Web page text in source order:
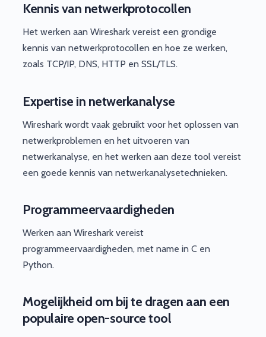
Kennis van netwerkprotocollen
Het werken aan Wireshark vereist een grondige
kennis van netwerkprotocollen en hoe ze werken,
zoals TCP/IP, DNS, HTTP en SSL/TLS.
Expertise in netwerkanalyse
Wireshark wordt vaak gebruikt voor het oplossen van
netwerkproblemen en het uitvoeren van
netwerkanalyse, en het werken aan deze tool vereist
een goede kennis van netwerkanalysetechnieken.
Programmeervaardigheden
Werken aan Wireshark vereist
programmeervaardigheden, met name in C en
Python.
Mogelijkheid om bij te dragen aan een
populaire open-source tool